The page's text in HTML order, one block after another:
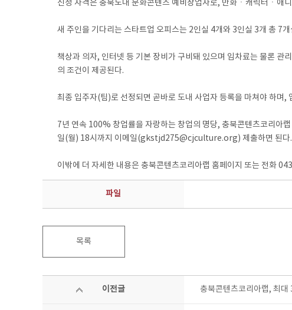
신청 자격은 충북도내 문화콘텐츠 예비창업자로, 만화ㆍ캐릭터ㆍ애
새 주인을 기다리는 스타트업 오피스는 2인실 4개와 3인실 3개 총 7
책상과 의자, 인터넷 등 기본 장비가 구비돼 있으며 임차료는 물론 관
의 조건이 제공된다.
최종 입주자(팀)로 선정되면 곧바로 도내 사업자 등록을 마쳐야 하며
7년 연속 100% 창업률을 자랑하는 창업의 명당, 충북콘텐츠코리아
일(월) 18시까지 이메일(gkstjd275@cjculture.org) 제출하면 된다.
이밖에 더 자세한 내용은 충북콘텐츠코리아랩 홈페이지 또는 전화
파일
목록
이전글 충북콘텐츠코리아랩, 최대